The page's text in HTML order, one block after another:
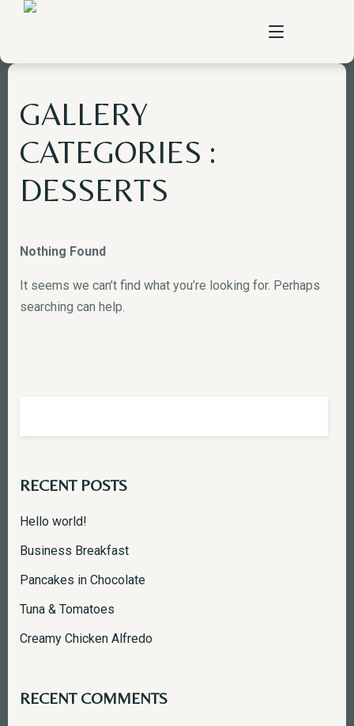
home
à propos
pizzas
contact
GALLERY
CATEGORIES :
DESSERTS
Nothing Found
It seems we can’t find what you’re looking for. Perhaps
searching can help.
RECENT POSTS
Hello world!
Business Breakfast
Pancakes in Chocolate
Tuna & Tomatoes
Creamy Chicken Alfredo
RECENT COMMENTS